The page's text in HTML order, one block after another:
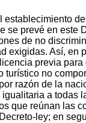
establecimiento
se prevé en este
de no
exigidas. Así, en
previa para
turístico no
razón de la
a todas
que reúnan las
ley; en